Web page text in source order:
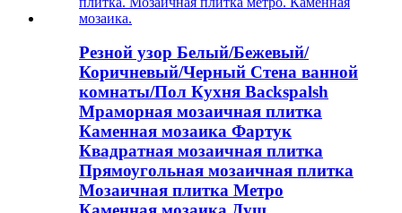
Резной узор Белый/Бежевый/
Коричневый/Черный Стена ванной
комнаты/Пол Кухня Backspalsh
Мраморная мозаичная плитка
Каменная мозаика Фартук
Квадратная мозаичная плитка
Прямоугольная мозаичная плитка
Мозаичная плитка Метро